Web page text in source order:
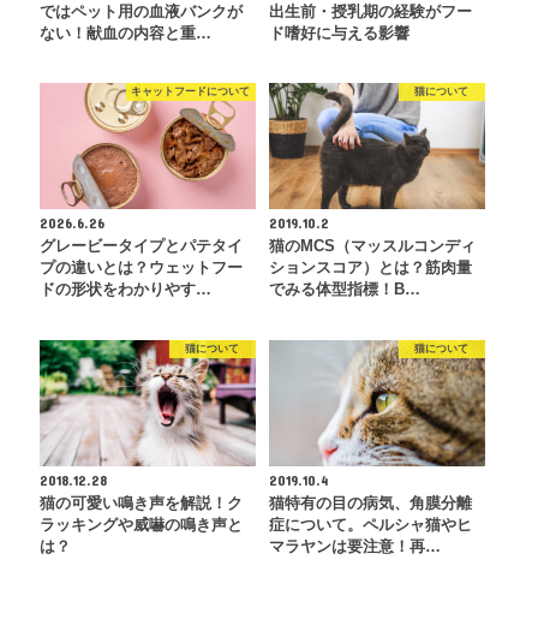
ではペット用の血液バンクが
ない！献血の内容と重…
出生前・授乳期の経験がフー
ド嗜好に与える影響
キャットフードについて
2026.6.26
グレービータイプとパテタイ
プの違いとは？ウェットフー
ドの形状をわかりやす…
猫について
2019.10.2
猫のMCS（マッスルコンディ
ションスコア）とは？筋肉量
でみる体型指標！B…
猫について
2018.12.28
猫の可愛い鳴き声を解説！ク
ラッキングや威嚇の鳴き声と
は？
猫について
2019.10.4
猫特有の目の病気、角膜分離
症について。ペルシャ猫やヒ
マラヤンは要注意！再…